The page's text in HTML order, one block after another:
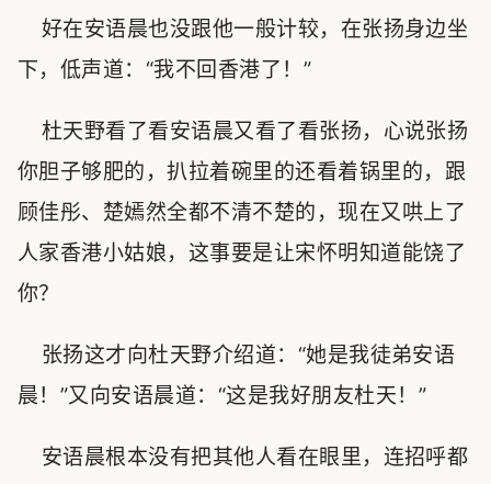
好在安语晨也没跟他一般计较，在张扬身边坐
下，低声道：“我不回香港了！”
杜天野看了看安语晨又看了看张扬，心说张扬
你胆子够肥的，扒拉着碗里的还看着锅里的，跟
顾佳彤、楚嫣然全都不清不楚的，现在又哄上了
人家香港小姑娘，这事要是让宋怀明知道能饶了
你？
张扬这才向杜天野介绍道：“她是我徒弟安语
晨！”又向安语晨道：“这是我好朋友杜天！”
安语晨根本没有把其他人看在眼里，连招呼都